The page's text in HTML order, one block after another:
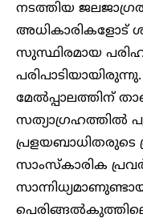
നടത്തിയ
അധികാരികളോട്
സുസ്ഥിരമായ
മേൽപ്പാലത്തിന്
സത്യാഗ്രഹത്തിൽ
പ്രളയബാധിതരുടെ
സാംസ്കാരിക
പെരിങ്ങൽകുത്തിലെ